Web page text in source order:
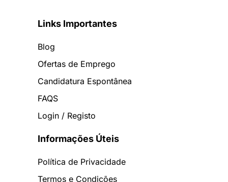
Links Importantes
Blog
Ofertas de Emprego
Candidatura Espontânea
FAQS
Login / Registo
Informações Úteis
Política de Privacidade
Termos e Condições